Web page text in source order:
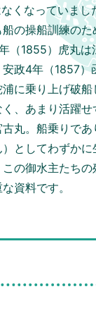
くなっていまし
の操船訓練のた
（1855）虎丸は
政4年（1857）
に乗り上げ破船
、あまり活躍
丸。船乗りで
としてわずか
の御水主たちの
資料です。